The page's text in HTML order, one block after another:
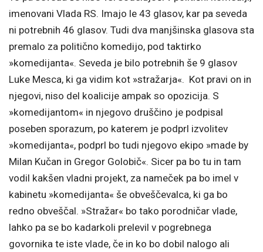
imenovani Vlada RS. Imajo le 43 glasov, kar pa seveda
ni potrebnih 46 glasov. Tudi dva manjšinska glasova sta
premalo za politično komedijo, pod taktirko
»komedijanta«. Seveda je bilo potrebnih še 9 glasov
Luke Mesca, ki ga vidim kot »stražarja«. Kot pravi on in
njegovi, niso del koalicije ampak so opozicija. S
»komedijantom« in njegovo druščino je podpisal
poseben sporazum, po katerem je podprl izvolitev
»komedijanta«, podprl bo tudi njegovo ekipo »made by
Milan Kučan in Gregor Golobič«. Sicer pa bo tu in tam
vodil kakšen vladni projekt, za nameček pa bo imel v
kabinetu »komedijanta« še obveščevalca, ki ga bo
redno obveščal. »Stražar« bo tako porodničar vlade,
lahko pa se bo kadarkoli prelevil v pogrebnega
govornika te iste vlade, če in ko bo dobil nalogo ali